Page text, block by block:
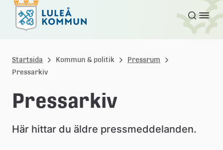
Gå till innehållet
u
l
e
å
k
Startsida Kommun & politik
Pressrum
Pressarkiv
Pressarkiv
Här hittar du äldre pressmeddelanden.